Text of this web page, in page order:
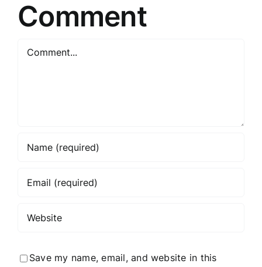
Comment
Comment
Save my name, email, and website in this